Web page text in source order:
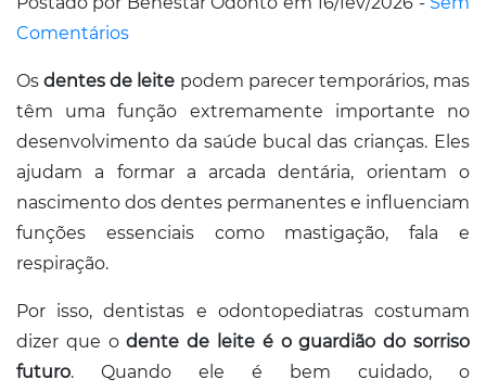
Depoimentos
Dicas
de
Saúde
Fale
Conosco
Comentários
Osdentes de leite podem parecer temporários, mas
têm uma função extremamente importante no
desenvolvimento da saúde bucal das crianças. Eles
ajudam a formar a arcada dentária, orientam o
nascimento dos dentes permanentes e influenciam
funções essenciais como mastigação, fala e
respiração.
Por isso, dentistas e odontopediatras costumam
dizer que odente de leite é o guardião do sorriso
futuro. Quando ele é bem cuidado, o